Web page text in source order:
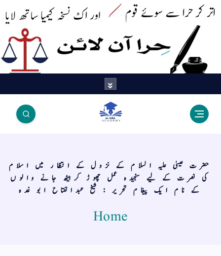
اک نسخہ کیمیا ساتھ لایا
حضرت عیسیٰ علیہ السلام کے نزول کے انتظار میں اسلام
کی نصرت کے لیے سنجیدہ عمل چھوڑ کربیٹھ جانے والوں
کے نام ایک پیغام تحریر : شیخ عبدالفتاح ابو غدہ
Home